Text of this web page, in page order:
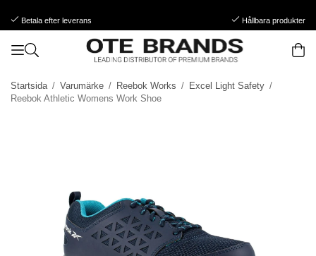
Betala efter leverans Hållbara produkter
Startsida / Varumärke / Reebok Works / Excel Light Safety /
Reebok Athletic Womens Work Shoe